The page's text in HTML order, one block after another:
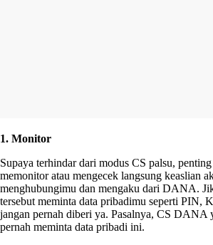
1. Monitor
Supaya terhindar dari modus CS palsu,
memonitor atau mengecek langsung keaslian
menghubungimu dan mengaku dari DANA.
tersebut meminta data pribadimu seperti PIN,
jangan pernah diberi ya. Pasalnya, CS DANA
pernah meminta data pribadi ini.